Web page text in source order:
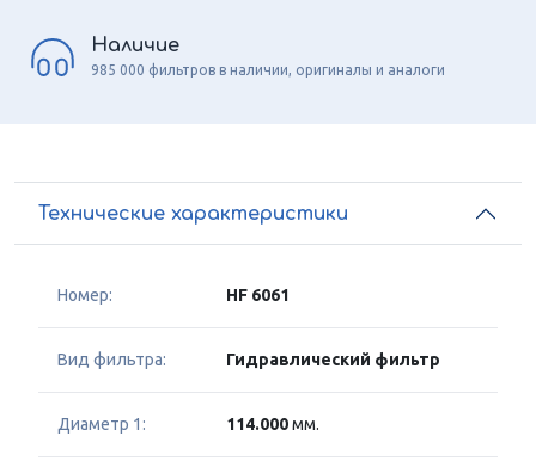
Наличие
985 000 фильтров в наличии, оригиналы и аналоги
Технические характеристики
Номер: HF 6061
Вид фильтра: Гидравлический фильтр
Диаметр 1: 114.000мм.